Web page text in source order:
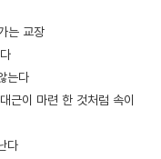
는 교장
는다
근이 마련 한 것처럼 속이
다